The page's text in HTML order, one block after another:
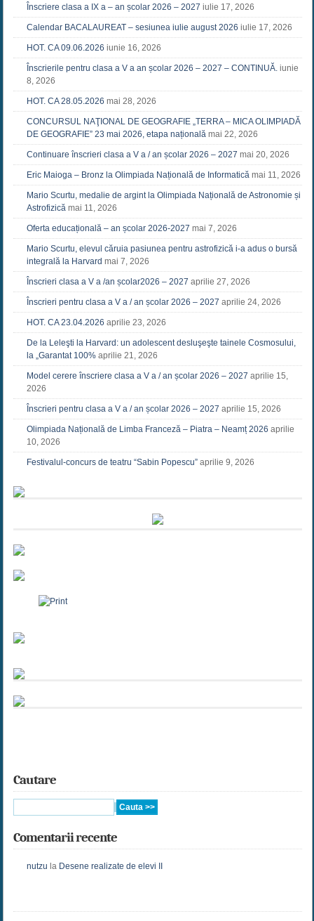
Înscriere clasa a IX a – an școlar 2026 – 2027 iulie 17, 2026
Calendar BACALAUREAT – sesiunea iulie august 2026 iulie 17, 2026
HOT. CA 09.06.2026 iunie 16, 2026
Înscrierile pentru clasa a V a an școlar 2026 – 2027 – CONTINUĂ. iunie
8, 2026
HOT. CA 28.05.2026 mai 28, 2026
CONCURSUL NAŢIONAL DE GEOGRAFIE „TERRA – MICA OLIMPIADĂ
DE GEOGRAFIE” 23 mai 2026, etapa națională mai 22, 2026
Continuare înscrieri clasa a V a / an școlar 2026 – 2027 mai 20, 2026
Eric Maioga – Bronz la Olimpiada Națională de Informatică mai 11, 2026
Mario Scurtu, medalie de argint la Olimpiada Națională de Astronomie și
Astrofizică mai 11, 2026
Oferta educațională – an școlar 2026-2027 mai 7, 2026
Mario Scurtu, elevul căruia pasiunea pentru astrofizică i-a adus o bursă
integrală la Harvard mai 7, 2026
Înscrieri clasa a V a /an școlar2026 – 2027 aprilie 27, 2026
Înscrieri pentru clasa a V a / an școlar 2026 – 2027 aprilie 24, 2026
HOT. CA 23.04.2026 aprilie 23, 2026
De la Leleşti la Harvard: un adolescent desluşeşte tainele Cosmosului,
la „Garantat 100% aprilie 21, 2026
Model cerere înscriere clasa a V a / an școlar 2026 – 2027 aprilie 15,
2026
Înscrieri pentru clasa a V a / an școlar 2026 – 2027 aprilie 15, 2026
Olimpiada Națională de Limba Franceză – Piatra – Neamț 2026 aprilie
10, 2026
Festivalul-concurs de teatru “Sabin Popescu” aprilie 9, 2026
Cautare
Comentarii recente
nutzu la Desene realizate de elevi II